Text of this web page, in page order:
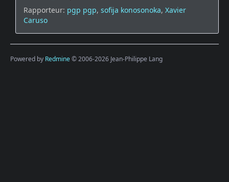
Rapporteur: pgp pgp, sofija konosonoka, Xavier
Caruso
Powered by Redmine© 2006-2026 Jean-Philippe Lang